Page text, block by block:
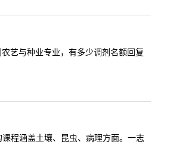
艺与种业专业，有多少调剂名额回复
程涵盖土壤、昆虫、病理方面。一志